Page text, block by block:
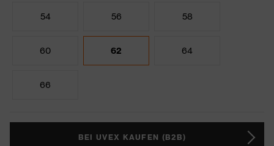
54 56 58
60 62 64
66
BEI UVEX KAUFEN (B2B)